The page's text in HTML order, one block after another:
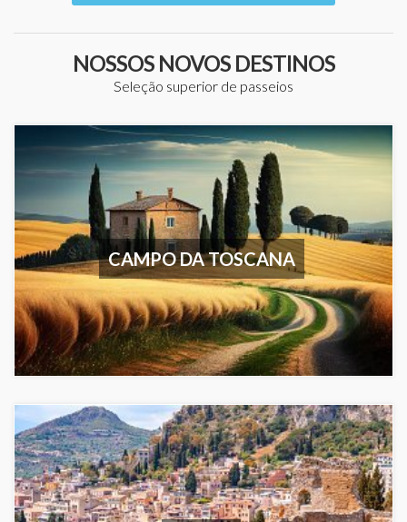
NOSSOS NOVOS DESTINOS
Seleção superior de passeios
CAMPO DA TOSCANA